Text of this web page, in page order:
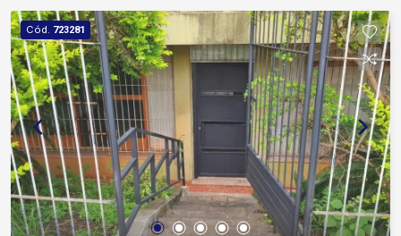
e prestadores de serviços. Agende sua visita e
conheça o espaço ideal para o seu negócio!
Cód. 723281